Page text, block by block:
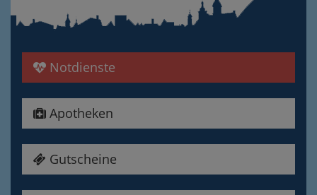
Notdienste
Apotheken
Gutscheine